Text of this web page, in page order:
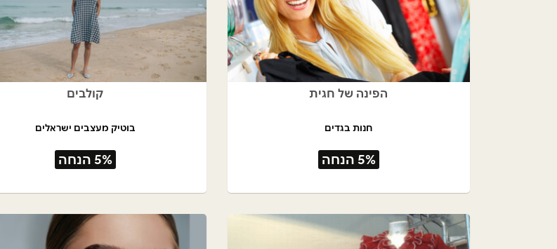
הפינה של חגית
חנות בגדים
5% הנחה
קולבים
בוטיק מעצבים ישראלים
5% הנחה